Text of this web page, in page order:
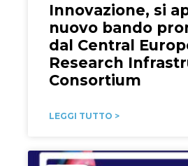
Innovazione, si
nuovo bando
dal Central
Research
Consortium
LEGGI TUTTO >